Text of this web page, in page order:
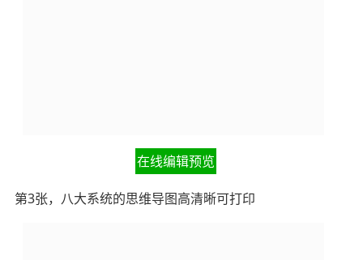
在线编辑预览
第3张，八大系统的思维导图高清晰可打印